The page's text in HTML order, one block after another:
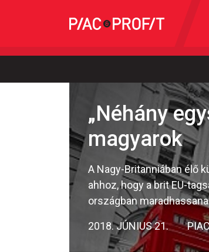
„Néhány
magyarok
A Nagy-Britanniában élő
ahhoz, hogy a brit EU-
országban
2018. JÚNIUS 21.